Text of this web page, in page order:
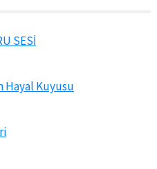
SESİ
Hayal Kuyusu